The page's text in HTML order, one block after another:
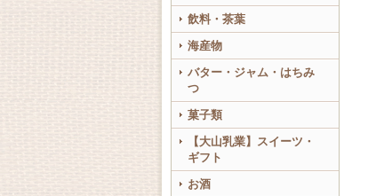
飲料・茶葉
海産物
バター・ジャム・はちみ
つ
菓子類
【大山乳業】スイーツ・
ギフト
お酒